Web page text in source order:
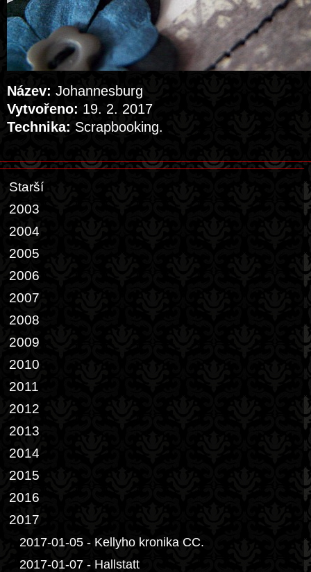
Název: Johannesburg
Vytvořeno: 19. 2. 2017
Technika: Scrapbooking.
Starší
2003
2004
2005
2006
2007
2008
2009
2010
2011
2012
2013
2014
2015
2016
2017
2017-01-05 - Kellyho kronika CC.
2017-01-07 - Hallstatt